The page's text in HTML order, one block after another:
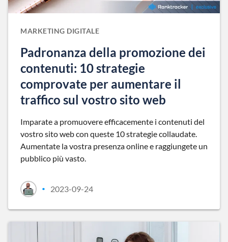
MARKETING DIGITALE
Padronanza della promozione dei
contenuti: 10 strategie
comprovate per aumentare il
traffico sul vostro sito web
Imparate a promuovere efficacemente i contenuti del
vostro sito web con queste 10 strategie collaudate.
Aumentate la vostra presenza online e raggiungete un
pubblico più vasto.
• 2023-09-24